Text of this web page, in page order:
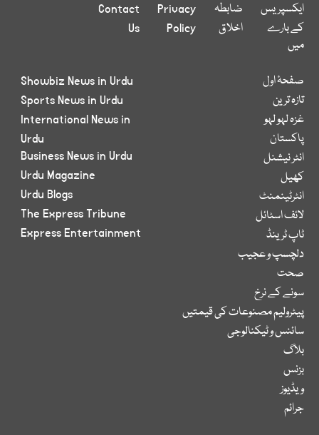
ایکسپریس
کے بارے
میں
ضابطہ
اخلاق
Privacy
Policy
Contact
Us
صفحۂ اول
تازہ ترین
غزہ لہو لہو
پاکستان
انٹر نیشنل
کھیل
انٹرٹینمنٹ
لائف اسٹائل
ٹاپ ٹرینڈ
دلچسپ و عجیب
صحت
سونے کے نرخ
پیٹرولیم مصنوعات کی قیمتیں
سائنس و ٹیکنالوجی
بلاگ
بزنس
ویڈیوز
جرائم
Showbiz News in Urdu
Sports News in Urdu
International News in
Urdu
Business News in Urdu
Urdu Magazine
Urdu Blogs
The Express Tribune
Express Entertainment